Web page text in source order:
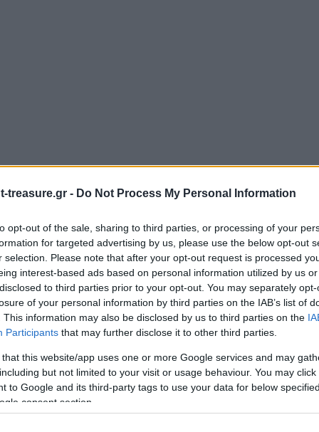
treasure.gr - Do Not Process My Personal Information
opt-out of the sale, sharing to third parties, or processing of your
for targeted advertising by us, please use the below opt-out
selection. Please note that after your opt-out request is processed
interest-based ads based on personal information utilized by us
to third parties prior to your opt-out. You may separately
of your personal information by third parties on the IAB’s list of
This information may also be disclosed by us to third parties on the
Participants that may further disclose it to other third parties.
that this website/app uses one or more Google services and may
but not limited to your visit or usage behaviour. You may
to Google and its third-party tags to use your data for below
consent section.
με*